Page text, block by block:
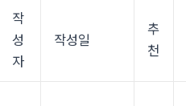
작
성
자
작성일
추
천